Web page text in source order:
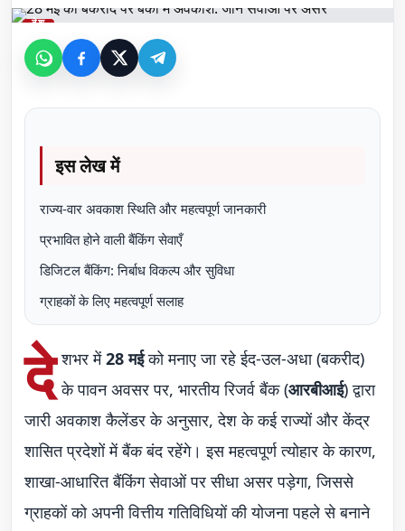
देश
इस लेख में
राज्य-वार अवकाश स्थिति और महत्वपूर्ण जानकारी
प्रभावित होने वाली बैंकिंग सेवाएँ
डिजिटल बैंकिंग: निर्बाध विकल्प और सुविधा
ग्राहकों के लिए महत्वपूर्ण सलाह
दे शभर में28 मईको मनाए जा रहे ईद-उल-अधा (बकरीद)
के पावन अवसर पर, भारतीय रिजर्व बैंक (आरबीआई) द्वारा
जारी अवकाश कैलेंडर के अनुसार, देश के कई राज्यों और केंद्र
शासित प्रदेशों में बैंक बंद रहेंगे। इस महत्वपूर्ण त्योहार के कारण,
शाखा-आधारित बैंकिंग सेवाओं पर सीधा असर पड़ेगा, जिससे
ग्राहकों को अपनी वित्तीय गतिविधियों की योजना पहले से बनाने